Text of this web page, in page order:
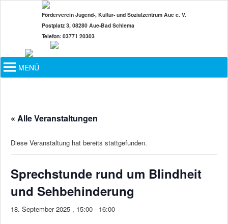
Förderverein Jugend-, Kultur- und Sozialzentrum Aue e. V.
Postplatz 3, 08280 Aue-Bad Schlema
Telefon: 03771 20303
Hauptmenü
MENÜ
« Alle Veranstaltungen
Diese Veranstaltung hat bereits stattgefunden.
Sprechstunde rund um Blindheit
und Sehbehinderung
18. September 2025 , 15:00 - 16:00